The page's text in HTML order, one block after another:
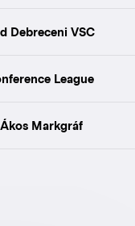
Debreceni VSC
League
Markgráf